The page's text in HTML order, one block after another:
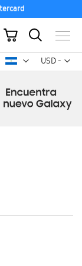
USD -
dólar
Mi carrito